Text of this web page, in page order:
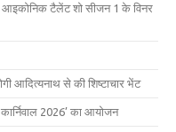
आइकोनिक टैलेंट शो सीजन 1 के विनर
आदित्यनाथ से की शिष्टाचार भेंट
2026’ का आयोजन